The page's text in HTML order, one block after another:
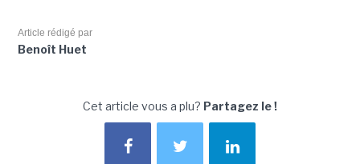
Article rédigé par
Benoît Huet
Cet article vous a plu? Partagez le !